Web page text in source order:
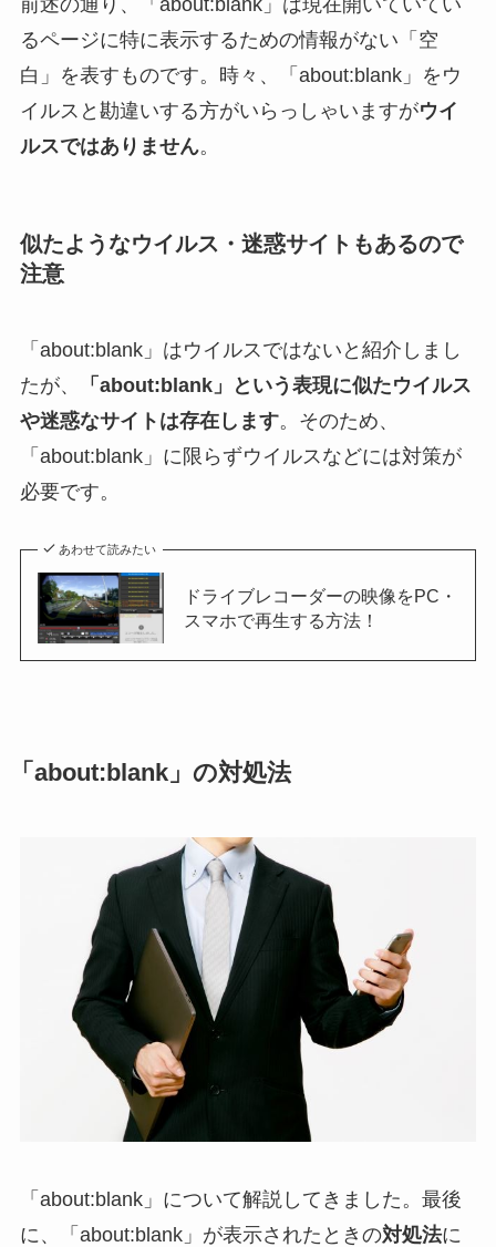
るページに特に表示するための情報がない「空
白」を表すものです。時々、「about:blank」をウ
イルスと勘違いする方がいらっしゃいますがウイ
ルスではありません。
似たようなウイルス・迷惑サイトもあるので
注意
「about:blank」はウイルスではないと紹介しまし
たが、
「about:blank」という表現に似たウイルス
や迷惑なサイトは存在します。そのため、
「about:blank」に限らずウイルスなどには対策が
必要です。
あわせて読みたい
ドライブレコーダーの映像をPC・
スマホで再生する方法！
「about:blank」の対処法
「about:blank」について解説してきました。最後
に、「about:blank」が表示されたときの対処法に